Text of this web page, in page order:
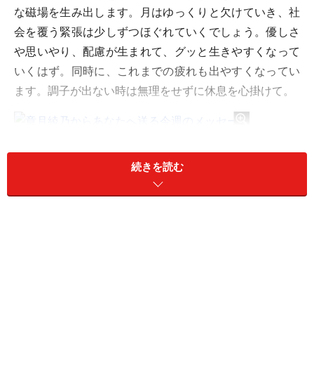
な磁場を生み出します。月はゆっくりと欠けていき、社
会を覆う緊張は少しずつほぐれていくでしょう。優しさ
や思いやり、配慮が生まれて、グッと生きやすくなって
いくはず。同時に、これまでの疲れも出やすくなってい
ます。調子が出ない時は無理をせずに休息を心掛けて。
おひつじ座／牡羊座（3月21日～4月19日生まれ）
続きを読む